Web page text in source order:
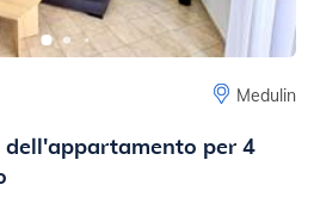
Medulin
per 4